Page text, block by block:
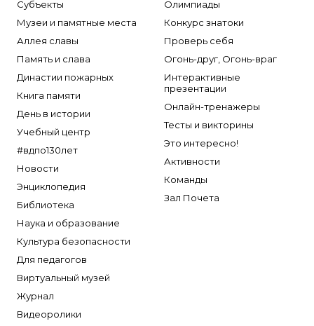
Субъекты
Музеи и памятные места
Аллея славы
Память и слава
Династии пожарных
Книга памяти
День в истории
Учебный центр
#вдпо130лет
Новости
Энциклопедия
Библиотека
Наука и образование
Культура безопасности
Для педагогов
Виртуальный музей
Журнал
Видеоролики
Олимпиады
Конкурс знатоки
Проверь себя
Огонь-друг, Огонь-враг
Интерактивные
презентации
Онлайн-тренажеры
Тесты и викторины
Это интересно!
Активности
Команды
Зал Почета